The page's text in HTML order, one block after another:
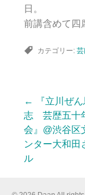
日。
前講含めて四
カテゴリー: 芸
投
稿
←
『立川ぜ
志 芸歴五十
会』@渋谷区
ンター大和田
ル